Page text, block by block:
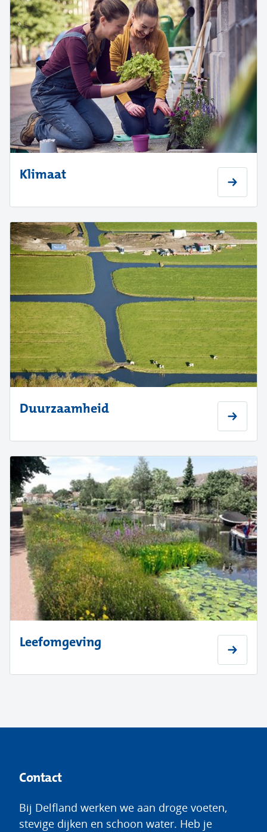
Klimaat
Duurzaamheid
Leefomgeving
Contact
Bij Delfland werken we aan droge voeten,
stevige dijken en schoon water. Heb je